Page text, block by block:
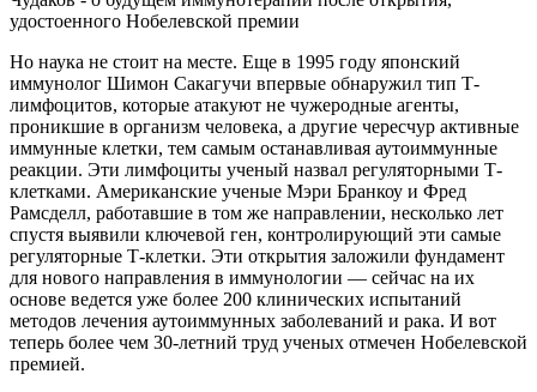
Но наука не стоит на месте. Еще в 1995 году японский
иммунолог Шимон Сакагучи впервые обнаружил тип Т-
лимфоцитов, которые атакуют не чужеродные агенты,
проникшие в организм человека, а другие чересчур активные
иммунные клетки, тем самым останавливая аутоиммунные
реакции. Эти лимфоциты ученый назвал регуляторными Т-
клетками. Американские ученые Мэри Бранкоу и Фред
Рамсделл, работавшие в том же направлении, несколько лет
спустя выявили ключевой ген, контролирующий эти самые
регуляторные Т-клетки. Эти открытия заложили фундамент
для нового направления в иммунологии — сейчас на их
основе ведется уже более 200 клинических испытаний
методов лечения аутоиммунных заболеваний и рака. И вот
теперь более чем 30-летний труд ученых отмечен Нобелевской
премией.